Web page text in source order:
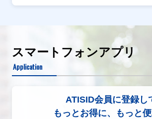
スマートフォンアプリ
Application
ATISID会員に登録し
もっとお得に、もっと